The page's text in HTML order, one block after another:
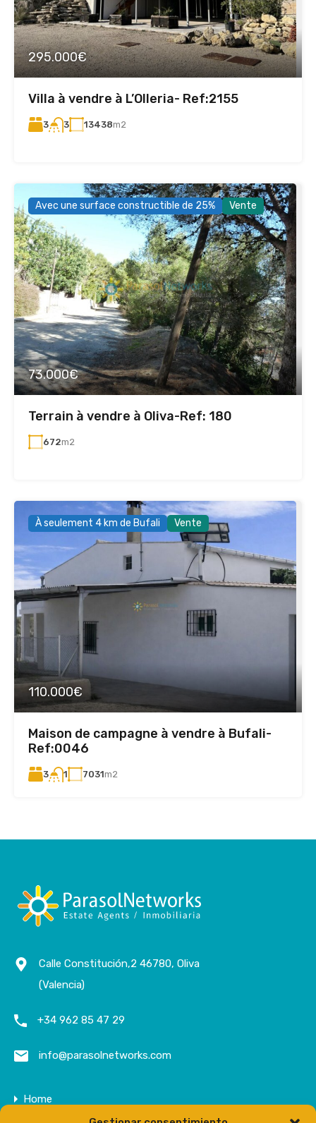
295.000€
Villa à vendre à L’Olleria- Ref:2155
3 3 13438m2
Avec une surface constructible de 25% Vente
73.000€
Terrain à vendre à Oliva-Ref: 180
672m2
À seulement 4 km de Bufali Vente
110.000€
Maison de campagne à vendre à Bufali-
Ref:0046
3 1 7031m2
Calle Constitución,2 46780, Oliva
(Valencia)
+34 962 85 47 29
info@parasolnetworks.com
Home